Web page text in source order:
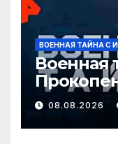
ВОЕННАЯ ТАЙНА С
Военная
08.08.2026